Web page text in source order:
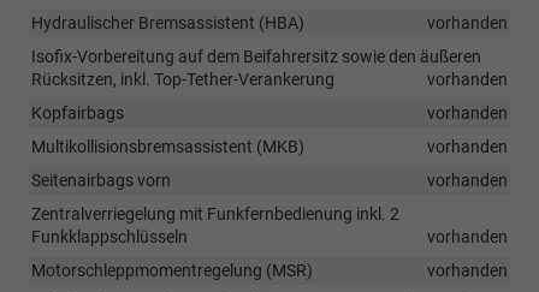
Hydraulischer Bremsassistent (HBA)
vorhanden
Isofix-Vorbereitung auf dem Beifahrersitz sowie den äußeren
Rücksitzen, inkl. Top-Tether-Verankerung
vorhanden
Kopfairbags
vorhanden
Multikollisionsbremsassistent (MKB)
vorhanden
Seitenairbags vorn
vorhanden
Zentralverriegelung mit Funkfernbedienung inkl. 2
Funkklappschlüsseln
vorhanden
Motorschleppmomentregelung (MSR)
vorhanden